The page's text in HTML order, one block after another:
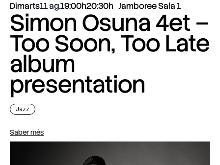
Dimarts11 ag.19:00h20:30h Jamboree Sala 1
Simon Osuna 4et –
Too Soon, Too Late
album
presentation
Jazz
Saber més